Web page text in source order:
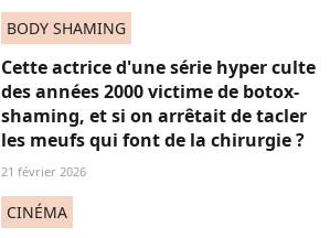
BODY SHAMING
Cette actrice d'une série hyper culte
des années 2000 victime de botox-
shaming, et si on arrêtait de tacler
les meufs qui font de la chirurgie ?
21 février 2026
CINÉMA